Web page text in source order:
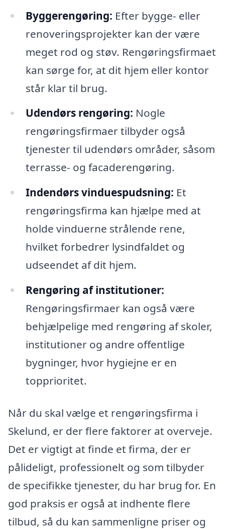
Byggerengøring: Efter bygge- eller
renoveringsprojekter kan der være
meget rod og støv. Rengøringsfirmaet
kan sørge for, at dit hjem eller kontor
står klar til brug.
Udendørs rengøring: Nogle
rengøringsfirmaer tilbyder også
tjenester til udendørs områder, såsom
terrasse- og facaderengøring.
Indendørs vinduespudsning: Et
rengøringsfirma kan hjælpe med at
holde vinduerne strålende rene,
hvilket forbedrer lysindfaldet og
udseendet af dit hjem.
Rengøring af institutioner:
Rengøringsfirmaer kan også være
behjælpelige med rengøring af skoler,
institutioner og andre offentlige
bygninger, hvor hygiejne er en
topprioritet.
Når du skal vælge et rengøringsfirma i
Skelund, er der flere faktorer at overveje.
Det er vigtigt at finde et firma, der er
pålideligt, professionelt og som tilbyder
de specifikke tjenester, du har brug for. En
god praksis er også at indhente flere
tilbud, så du kan sammenligne priser og